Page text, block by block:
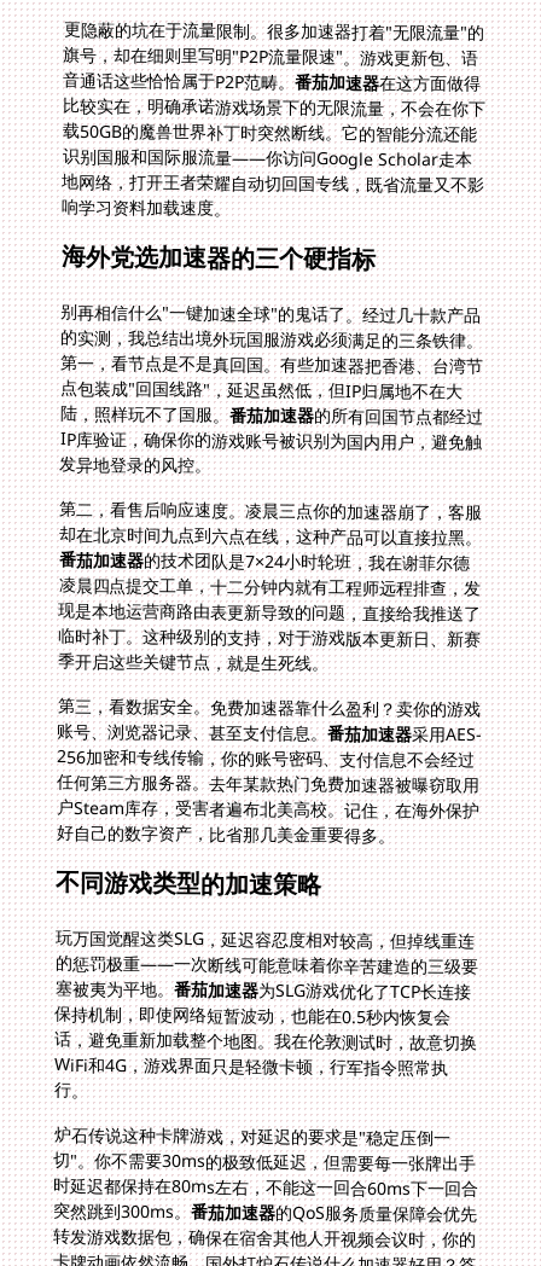
更隐蔽的坑在于流量限制。很多加速器打着"无限流量"的
旗号，却在细则里写明"P2P流量限速"。游戏更新包、语
音通话这些恰恰属于P2P范畴。番茄加速器在这方面做得
比较实在，明确承诺游戏场景下的无限流量，不会在你下
载50GB的魔兽世界补丁时突然断线。它的智能分流还能
识别国服和国际服流量——你访问Google Scholar走本
地网络，打开王者荣耀自动切回国专线，既省流量又不影
响学习资料加载速度。
海外党选加速器的三个硬指标
别再相信什么"一键加速全球"的鬼话了。经过几十款产品
的实测，我总结出境外玩国服游戏必须满足的三条铁律。
第一，看节点是不是真回国。有些加速器把香港、台湾节
点包装成"回国线路"，延迟虽然低，但IP归属地不在大
陆，照样玩不了国服。番茄加速器的所有回国节点都经过
IP库验证，确保你的游戏账号被识别为国内用户，避免触
发异地登录的风控。
第二，看售后响应速度。凌晨三点你的加速器崩了，客服
却在北京时间九点到六点在线，这种产品可以直接拉黑。
番茄加速器的技术团队是7×24小时轮班，我在谢菲尔德
凌晨四点提交工单，十二分钟内就有工程师远程排查，发
现是本地运营商路由表更新导致的问题，直接给我推送了
临时补丁。这种级别的支持，对于游戏版本更新日、新赛
季开启这些关键节点，就是生死线。
第三，看数据安全。免费加速器靠什么盈利？卖你的游戏
账号、浏览器记录、甚至支付信息。番茄加速器采用AES-
256加密和专线传输，你的账号密码、支付信息不会经过
任何第三方服务器。去年某款热门免费加速器被曝窃取用
户Steam库存，受害者遍布北美高校。记住，在海外保护
好自己的数字资产，比省那几美金重要得多。
不同游戏类型的加速策略
玩万国觉醒这类SLG，延迟容忍度相对较高，但掉线重连
的惩罚极重——一次断线可能意味着你辛苦建造的三级要
塞被夷为平地。番茄加速器为SLG游戏优化了TCP长连接
保持机制，即使网络短暂波动，也能在0.5秒内恢复会
话，避免重新加载整个地图。我在伦敦测试时，故意切换
WiFi和4G，游戏界面只是轻微卡顿，行军指令照常执
行。
炉石传说这种卡牌游戏，对延迟的要求是"稳定压倒一
切"。你不需要30ms的极致低延迟，但需要每一张牌出手
时延迟都保持在80ms左右，不能这一回合60ms下一回合
突然跳到300ms。番茄加速器的QoS服务质量保障会优先
转发游戏数据包，确保在宿舍其他人开视频会议时，你的
卡牌动画依然流畅。国外打炉石传说什么加速器好用？答